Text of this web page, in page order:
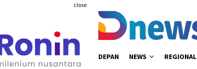
close
DEPAN NEWS REGIONAL